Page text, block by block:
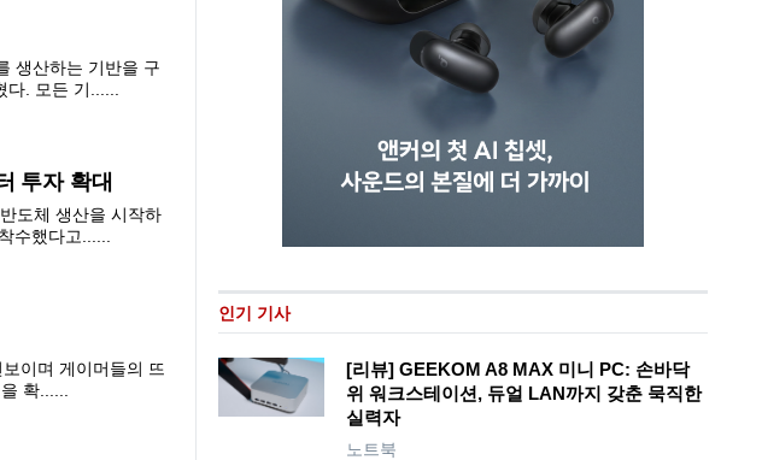
생산하는 기반을 구
. 모든 기......
투자 확대
도체 생산을 시작하
수했다고......
이며 게이머들의 뜨
확......
인기 기사
[리뷰] GEEKOM A8 MAX 미니 PC: 손바닥
위 워크스테이션, 듀얼 LAN까지 갖춘 묵직한
실력자
노트북